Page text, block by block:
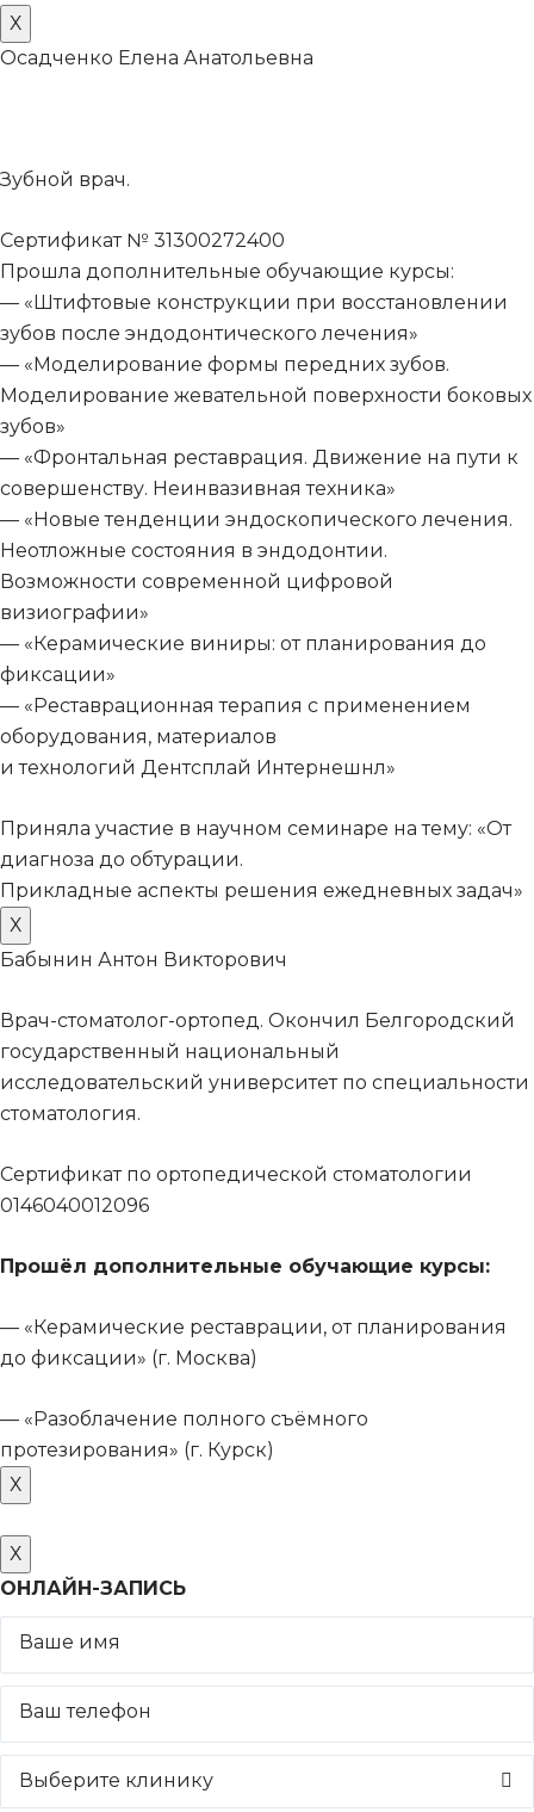
Х
Осадченко Елена Анатольевна
Зубной врач.
Сертификат № 31300272400
Прошла дополнительные обучающие курсы:
— «Штифтовые конструкции при восстановлении
зубов после эндодонтического лечения»
— «Моделирование формы передних зубов.
Моделирование жевательной поверхности боковых
зубов»
— «Фронтальная реставрация. Движение на пути к
совершенству. Неинвазивная техника»
— «Новые тенденции эндоскопического лечения.
Неотложные состояния в эндодонтии.
Возможности современной цифровой
визиографии»
— «Керамические виниры: от планирования до
фиксации»
— «Реставрационная терапия с применением
оборудования, материалов
и технологий Дентсплай Интернешнл»
Приняла участие в научном семинаре на тему: «От
диагноза до обтурации.
Прикладные аспекты решения ежедневных задач»
Х
Бабынин Антон Викторович
Врач-стоматолог-ортопед. Окончил Белгородский
государственный национальный
исследовательский университет по специальности
стоматология.
Сертификат по ортопедической стоматологии
0146040012096
Прошёл дополнительные обучающие курсы:
— «Керамические реставрации, от планирования
до фиксации» (г. Москва)
— «Разоблачение полного съёмного
протезирования» (г. Курск)
Х
Х
ОНЛАЙН-ЗАПИСЬ